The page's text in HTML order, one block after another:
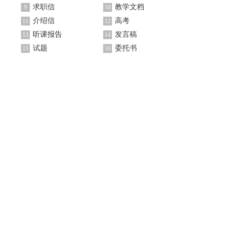
9 求职信 10 教学文档
11 介绍信 12 高考
13 听课报告 14 发言稿
15 试题 16 委托书